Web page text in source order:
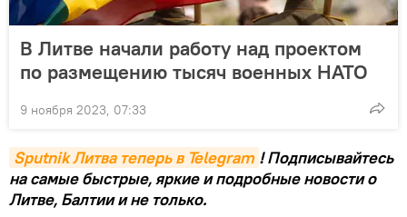
В Литве начали работу над проектом
по размещению тысяч военных НАТО
9 ноября 2023, 07:33
Sputnik Литва теперь в Telegram ! Подписывайтесь
на самые быстрые, яркие и подробные новости о
Литве, Балтии и не только.